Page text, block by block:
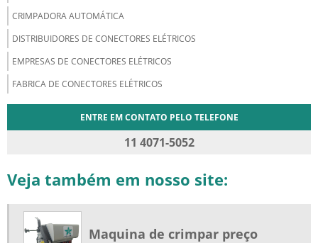
CRIMPADORA AUTOMÁTICA
DISTRIBUIDORES DE CONECTORES ELÉTRICOS
EMPRESAS DE CONECTORES ELÉTRICOS
FABRICA DE CONECTORES ELÉTRICOS
ENTRE EM CONTATO PELO TELEFONE
11 4071-5052
Veja também em nosso site:
Maquina de crimpar preço